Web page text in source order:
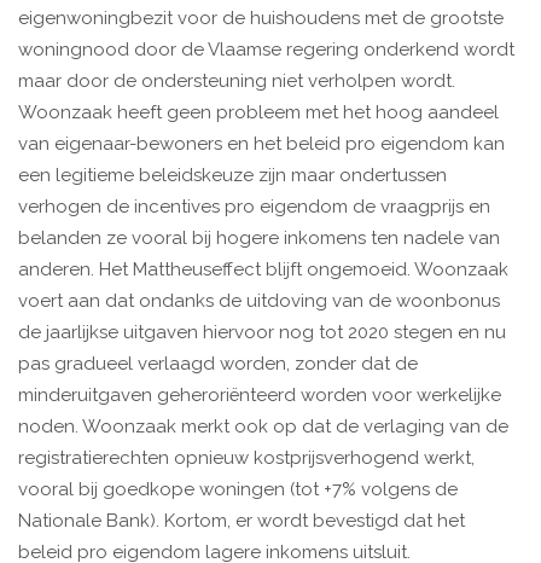
eigenwoningbezit voor de huishoudens met de grootste
woningnood door de Vlaamse regering onderkend wordt
maar door de ondersteuning niet verholpen wordt.
Woonzaak heeft geen probleem met het hoog aandeel
van eigenaar-bewoners en het beleid pro eigendom kan
een legitieme beleidskeuze zijn maar ondertussen
verhogen de incentives pro eigendom de vraagprijs en
belanden ze vooral bij hogere inkomens ten nadele van
anderen. Het Mattheuseffect blijft ongemoeid. Woonzaak
voert aan dat ondanks de uitdoving van de woonbonus
de jaarlijkse uitgaven hiervoor nog tot 2020 stegen en nu
pas gradueel verlaagd worden, zonder dat de
minderuitgaven geheroriënteerd worden voor werkelijke
noden. Woonzaak merkt ook op dat de verlaging van de
registratierechten opnieuw kostprijsverhogend werkt,
vooral bij goedkope woningen (tot +7% volgens de
Nationale Bank). Kortom, er wordt bevestigd dat het
beleid pro eigendom lagere inkomens uitsluit.